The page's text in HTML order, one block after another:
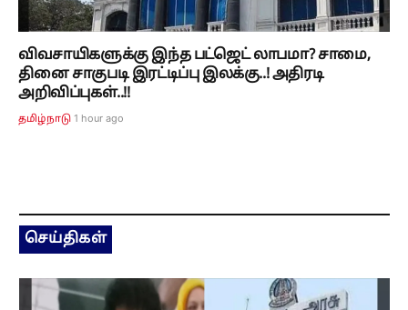
விவசாயிகளுக்கு இந்த பட்ஜெட் லாபமா? சாமை,
தினை சாகுபடி இரட்டிப்பு இலக்கு..! அதிரடி
அறிவிப்புகள்..!!
தமிழ்நாடு 1 hour ago
செய்திகள்